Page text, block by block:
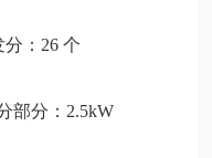
：26 个
部分：2.5kW